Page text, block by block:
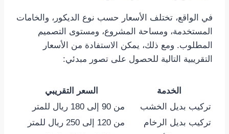
في الواقع، تختلف الأسعار حسب نوع الديكور، والخامات
المستخدمة، ومساحة المشروع، ومستوى التصميم
المطلوب. ومع ذلك، يمكن الاستفادة من الأسعار
التقريبية التالية للحصول على تصور مبدئي:
الخدمة
السعر التقريبي
تركيب بديل الخشب
من 90 إلى 180 ريال للمتر
تركيب بديل الرخام
من 120 إلى 250 ريال للمتر